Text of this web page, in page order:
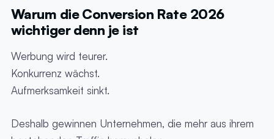
Warum die Conversion Rate 2026
wichtiger denn je ist
Werbung wird teurer.
Konkurrenz wächst.
Aufmerksamkeit sinkt.
Deshalb gewinnen Unternehmen, die mehr aus ihrem